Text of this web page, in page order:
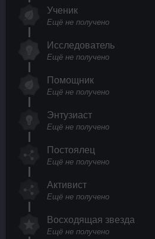
Ученик
Ещё не получено
Исследователь
Ещё не получено
Помощник
Ещё не получено
Энтузиаст
Ещё не получено
Постоялец
Ещё не получено
Активист
Ещё не получено
Восходящая звезда
Ещё не получено